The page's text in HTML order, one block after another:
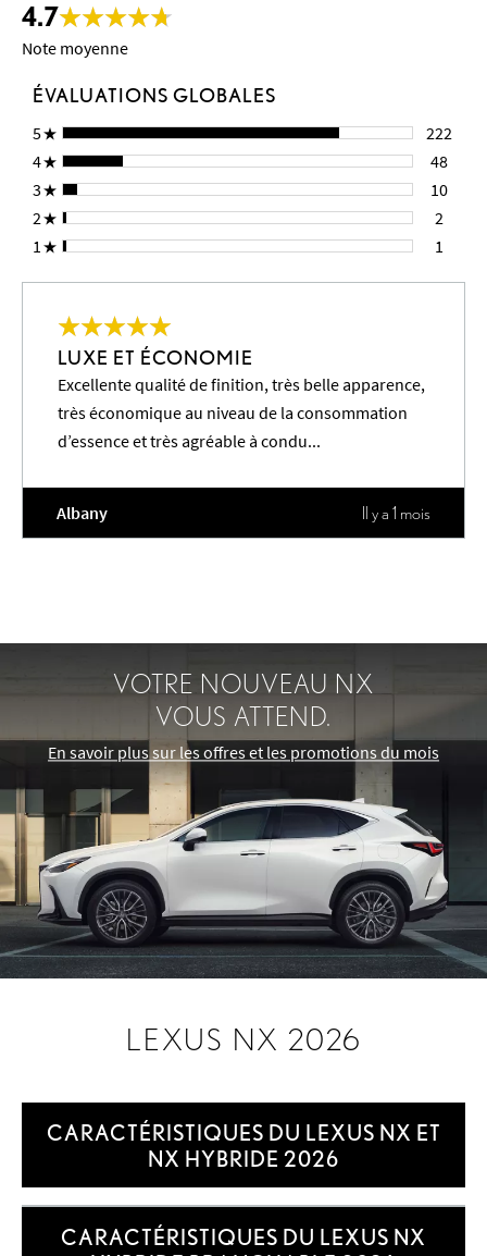
4.7
Note moyenne
ÉVALUATIONS GLOBALES
5
222
4
48
3
10
2
2
1
1
LUXE ET ÉCONOMIE
Excellente qualité de finition, très belle apparence,
très économique au niveau de la consommation
d’essence et très agréable à condu...
Albany Il y a 1 mois
VOTRE NOUVEAU NX
VOUS ATTEND.
En savoir plus sur les offres et les promotions du mois
LEXUS NX 2026
CARACTÉRISTIQUES DU LEXUS NX ET
NX HYBRIDE 2026
CARACTÉRISTIQUES DU LEXUS NX